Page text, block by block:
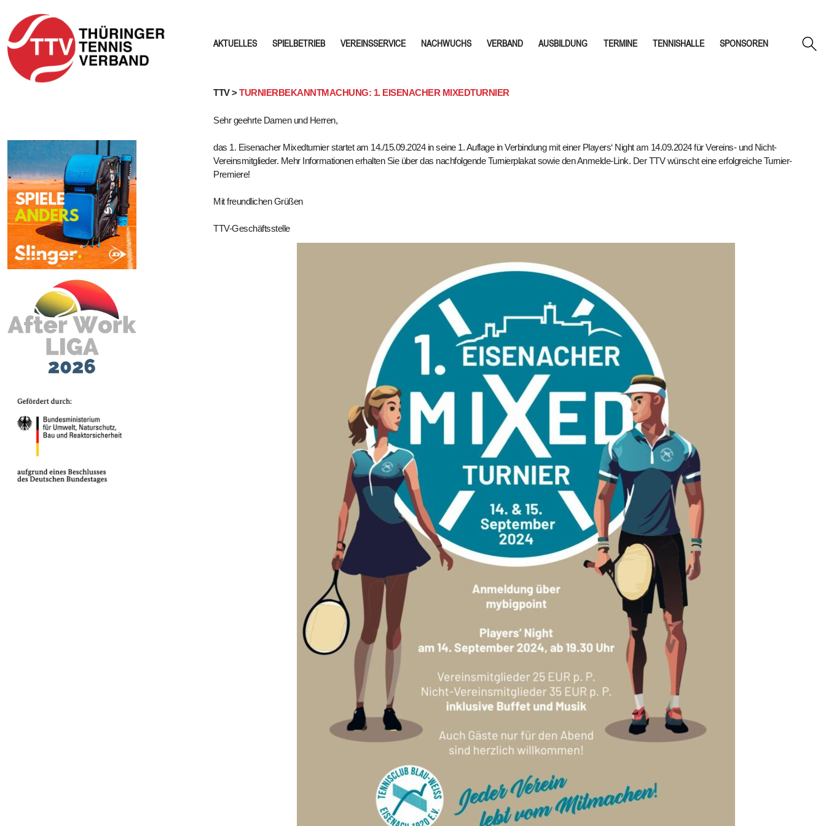
AKTUELLES SPIELBETRIEB VEREINSSERVICE NACHWUCHS VERBAND AUSBILDUNG TERMINE TENNISHALLE SPONSOREN
TTV >TURNIERBEKANNTMACHUNG: 1. EISENACHER MIXEDTURNIER
Sehr geehrte Damen und Herren,
das 1. Eisenacher Mixedturnier startet am 14./15.09.2024 in seine 1. Auflage in Verbindung mit einer Players‘ Night am 14.09.2024 für Vereins- und Nicht-
Vereinsmitglieder. Mehr Informationen erhalten Sie über das nachfolgende Turnierplakat sowie den Anmelde-Link. Der TTV wünscht eine erfolgreiche Turnier-
Premiere!
Mit freundlichen Grüßen
TTV-Geschäftsstelle